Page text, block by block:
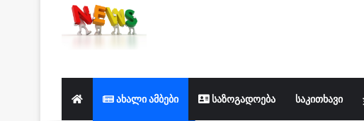
ახალი ამბები საზოგადოება საკითხავი